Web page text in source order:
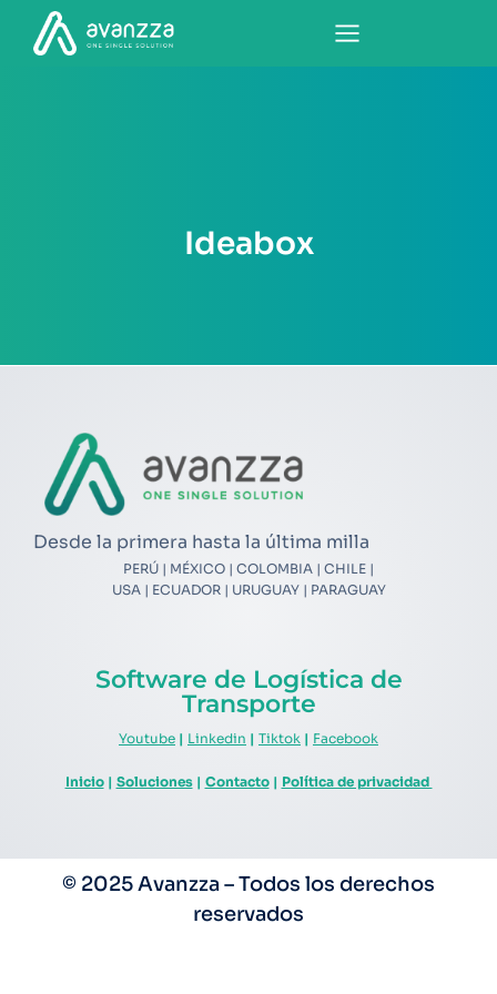
Ideabox
Desde la primera hasta la última milla
PERÚ | MÉXICO | COLOMBIA | CHILE |
USA | ECUADOR | URUGUAY | PARAGUAY
Software de Logística de
Transporte
Youtube | Linkedin | Tiktok | Facebook
Inicio| Soluciones| Contacto| Política de privacidad
© 2025 Avanzza – Todos los derechos
reservados